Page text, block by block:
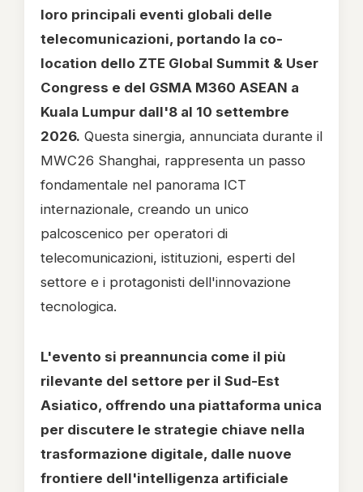
loro principali eventi globali delle
telecomunicazioni, portando la co-
location dello ZTE Global Summit & User
Congress e del GSMA M360 ASEAN a
Kuala Lumpur dall'8 al 10 settembre
2026. Questa sinergia, annunciata durante il
MWC26 Shanghai, rappresenta un passo
fondamentale nel panorama ICT
internazionale, creando un unico
palcoscenico per operatori di
telecomunicazioni, istituzioni, esperti del
settore e i protagonisti dell'innovazione
tecnologica.
L'evento si preannuncia come il più
rilevante del settore per il Sud-Est
Asiatico, offrendo una piattaforma unica
per discutere le strategie chiave nella
trasformazione digitale, dalle nuove
frontiere dell'intelligenza artificiale